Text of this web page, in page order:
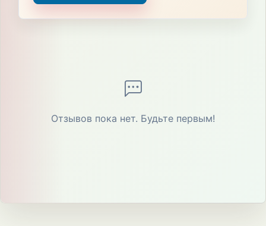
Отзывов пока нет. Будьте первым!